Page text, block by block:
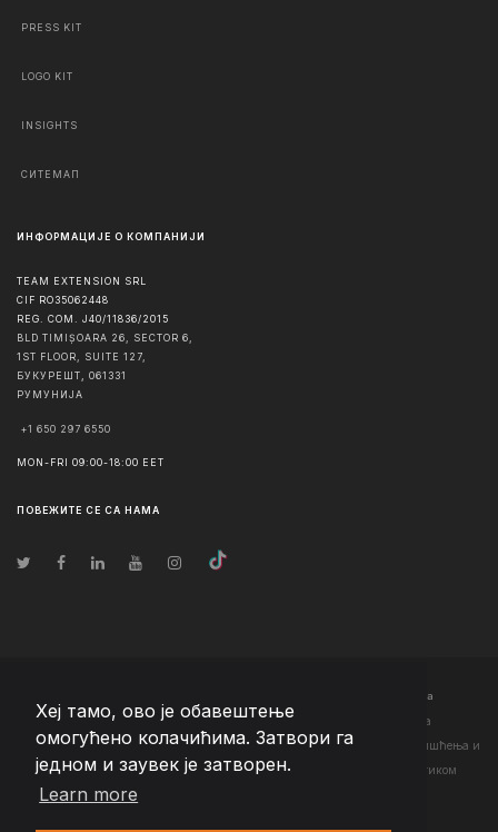
Хеј тамо, ово је обавештење
омогућено колачићима. Затвори га
једном и заувек је затворен.
Learn more
PRESS KIT
LOGO KIT
INSIGHTS
СИТЕМАП
ИНФОРМАЦИЈЕ О КОМПАНИЈИ
TEAM EXTENSION SRL
CIF RO35062448
REG. COM. J40/11836/2015
BLD TIMIȘOARA 26, SECTOR 6,
1ST FLOOR, SUITE 127,
БУКУРЕШТ
061331
РУМУНИЈА
+1 650 297 6550
MON-FRI 09:00-18:00 EET
ПОВЕЖИТЕ СЕ СА НАМА
- Сва права задржана
Changelog● Коришћењем ове странице слажете се са нашим <а
href="https://teamextension.rs/sr/pravni/uslovi-koriscenja">Условима коришћења и
<а href="https://teamextension.rs/sr/pravni/pravila-privatnosti">Политиком